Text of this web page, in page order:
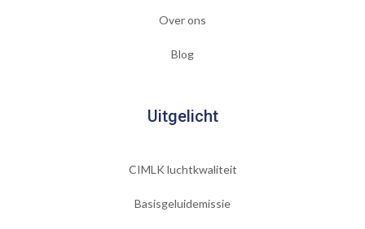
Over ons
Blog
Uitgelicht
CIMLK luchtkwaliteit
Basisgeluidemissie